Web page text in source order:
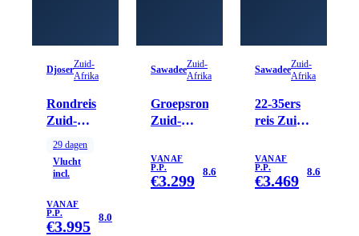
Djoser
Zuid-
Afrika
Rondreis
Zuid-
Eswatini,
29 dagen
29 dagen
Vlucht
incl.
VANAF
P.P.
€3.995 8.0
Sawadee
Zuid-
Afrika
Groepsrondreis
Zuid-
Tuinroute
& Kruger
VANAF
P.P.
€3.299 8.6
Sawadee
Zuid-
Afrika
22-35ers
reis Zuid-
VANAF
P.P.
€3.469 8.6